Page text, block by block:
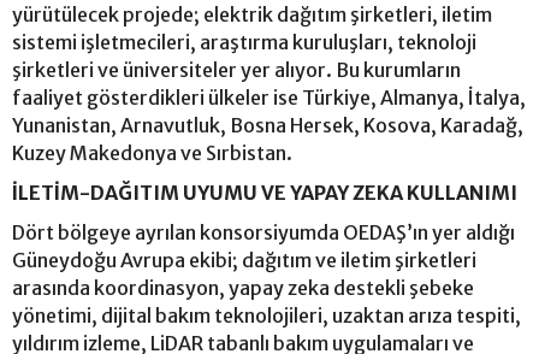
yürütülecek projede; elektrik dağıtım şirketleri, iletim
sistemi işletmecileri, araştırma kuruluşları, teknoloji
şirketleri ve üniversiteler yer alıyor. Bu kurumların
faaliyet gösterdikleri ülkeler ise Türkiye, Almanya, İtalya,
Yunanistan, Arnavutluk, Bosna Hersek, Kosova, Karadağ,
Kuzey Makedonya ve Sırbistan.
İLETİM-DAĞITIM UYUMU VE YAPAY ZEKA KULLANIMI
Dört bölgeye ayrılan konsorsiyumda OEDAŞ’ın yer aldığı
Güneydoğu Avrupa ekibi; dağıtım ve iletim şirketleri
arasında koordinasyon, yapay zeka destekli şebeke
yönetimi, dijital bakım teknolojileri, uzaktan arıza tespiti,
yıldırım izleme, LiDAR tabanlı bakım uygulamaları ve